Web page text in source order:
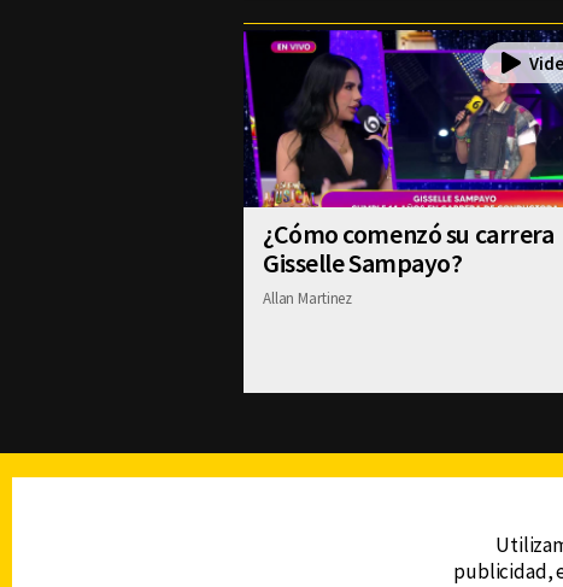
¿Cómo comenzó su carrera
Gisselle Sampayo?
Allan Martinez
publicidad,